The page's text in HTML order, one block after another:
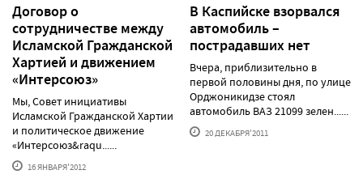
Договор о
сотрудничестве между
Исламской Гражданской
Хартией и движением
«Интерсоюз»
Мы, Совет инициативы
Исламской Гражданской Хартии
и политическое движение
«Интерсоюз&raqu......
16 ЯНВАРЯ'2012
В Каспийске взорвался
автомобиль –
пострадавших нет
Вчера, приблизительно в
первой половины дня, по улице
Орджоникидзе стоял
автомобиль ВАЗ 21099 зелен......
20 ДЕКАБРЯ'2011